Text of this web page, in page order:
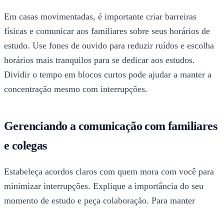
Em casas movimentadas, é importante criar barreiras
físicas e comunicar aos familiares sobre seus horários de
estudo. Use fones de ouvido para reduzir ruídos e escolha
horários mais tranquilos para se dedicar aos estudos.
Dividir o tempo em blocos curtos pode ajudar a manter a
concentração mesmo com interrupções.
Gerenciando a comunicação com familiares
e colegas
Estabeleça acordos claros com quem mora com você para
minimizar interrupções. Explique a importância do seu
momento de estudo e peça colaboração. Para manter